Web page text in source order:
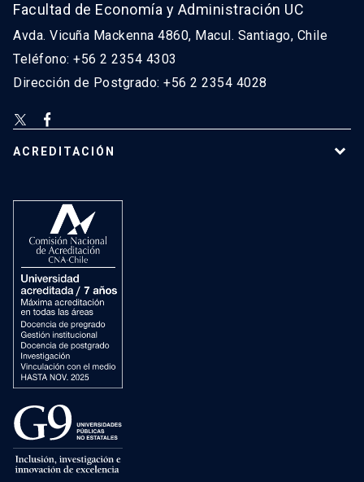
Facultad de Economía y Administración UC
Avda. Vicuña Mackenna 4860, Macul. Santiago, Chile
Teléfono: +56 2 2354 4303
Dirección de Postgrado: +56 2 2354 4028
ACREDITACIÓN